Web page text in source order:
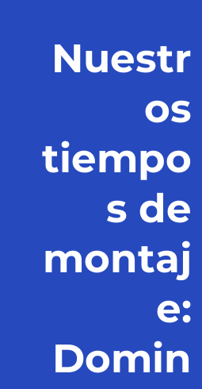
Nuestr
os
tiempo
s de
montaj
e:
Domin